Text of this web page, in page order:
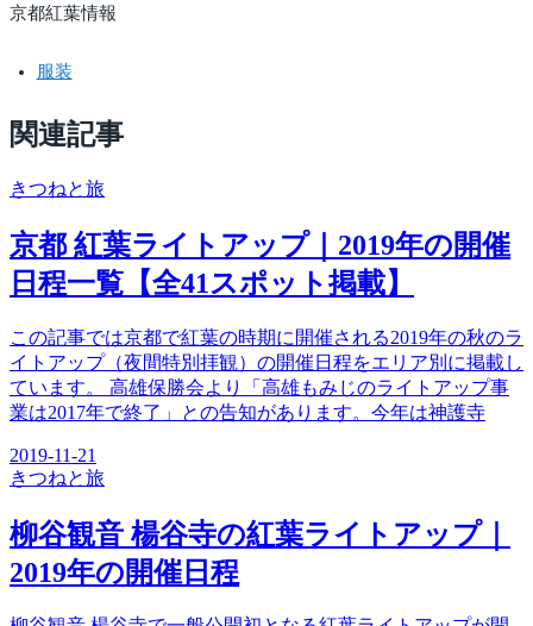
京都紅葉情報
服装
関連記事
きつねと旅
京都 紅葉ライトアップ｜2019年の開催
日程一覧【全41スポット掲載】
この記事では京都で紅葉の時期に開催される2019年の秋のラ
イトアップ（夜間特別拝観）の開催日程をエリア別に掲載し
ています。 高雄保勝会より「高雄もみじのライトアップ事
業は2017年で終了」との告知があります。今年は神護寺
2019-11-21
きつねと旅
柳谷観音 楊谷寺の紅葉ライトアップ｜
2019年の開催日程